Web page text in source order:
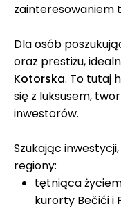
zainteresowaniem
Dla osób
oraz prestiżu,
Kotorska. To tutaj
się z luksusem,
inwestorów.
Szukając
regiony:
tętniąca
kurorty Bečići i